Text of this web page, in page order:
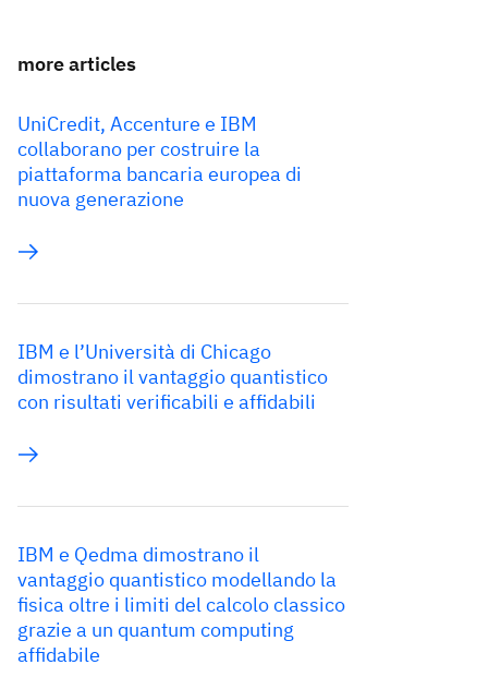
more articles
UniCredit, Accenture e IBM
collaborano per costruire la
piattaforma bancaria europea di
nuova generazione
IBM e l’Università di Chicago
dimostrano il vantaggio quantistico
con risultati verificabili e affidabili
IBM e Qedma dimostrano il
vantaggio quantistico modellando la
fisica oltre i limiti del calcolo classico
grazie a un quantum computing
affidabile